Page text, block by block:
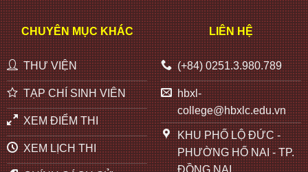
CHUYÊN MỤC KHÁC
THƯ VIỆN
TẠP CHÍ SINH VIÊN
XEM ĐIỂM THI
XEM LỊCH THI
LIÊN HỆ
(+84) 0251.3.980.789
hbxl-
college@hbxlc.edu.vn
KHU PHỐ LỘ ĐỨC -
PHƯỜNG HỐ NAI - TP.
ĐỒNG NAI